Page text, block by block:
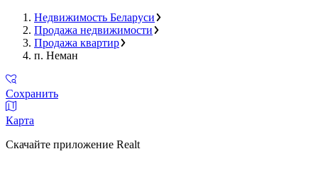
Недвижимость Беларуси
Продажа недвижимости
Продажа квартир
п. Неман
Сохранить
Карта
Скачайте приложение Realt